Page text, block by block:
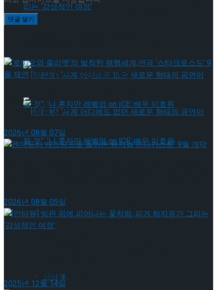
[인터뷰] 빙판 위에 피어나는 꽃처럼, 피겨 허지
[인터뷰] “세계 어디에도 없던 새로운 형태의
이호원
인터뷰
유가 그리는 ‘감성적인 여정’
공연이 될 것”, ‘나 혼자만 레벨업 on ICE’ 배우
Trending Tags
‘로미오와 줄리엣’의 발칙한 평행세계,연극 ‘스타크
로스드’ 9월 재연
2026년 08월 07일
2026년 08월 05일
2025년 12월 14일